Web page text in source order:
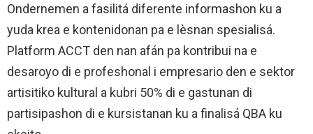
Ondernemen a fasilitá diferente informashon ku a
yuda krea e kontenidonan pa e lèsnan spesialisá.
Platform ACCT den nan afán pa kontribui na e
desaroyo di e profeshonal i empresario den e sektor
artisitiko kultural a kubri 50% di e gastunan di
partisipashon di e kursistanan ku a finalisá QBA ku